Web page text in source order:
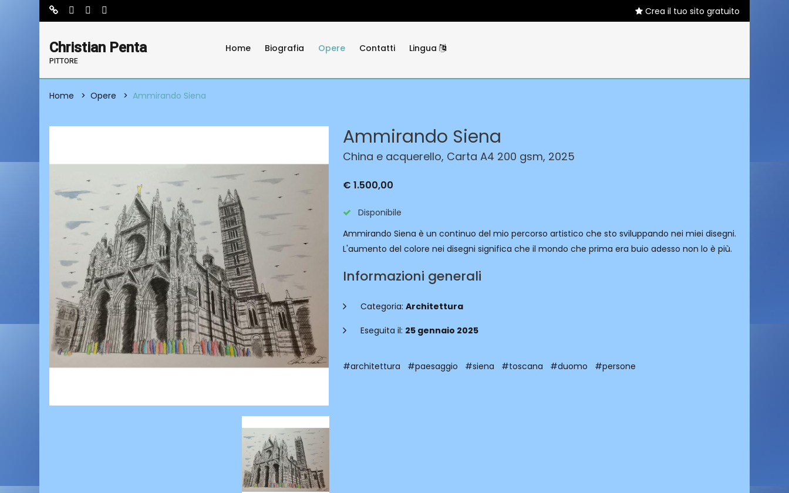
Crea il tuo sito gratuito
Christian Penta
PITTORE
Home Biografia Opere Contatti Lingua
Home Opere Ammirando Siena
Ammirando Siena
China e acquerello, Carta A4 200 gsm, 2025
€ 1.500,00
Disponibile
Ammirando Siena è un continuo del mio percorso artistico che sto sviluppando nei miei disegni.
L'aumento del colore nei disegni significa che il mondo che prima era buio adesso non lo è più.
Informazioni generali
Categoria: Architettura
Eseguita il: 25 gennaio 2025
#architettura #paesaggio #siena #toscana #duomo #persone